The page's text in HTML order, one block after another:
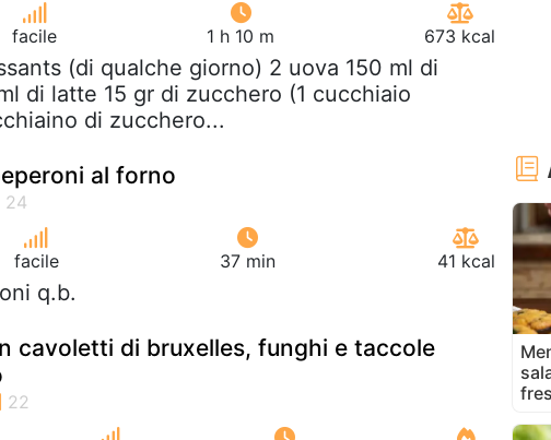
facile 1 h 10 m 673 kcal
(di qualche giorno) 2 uova 150 ml di
di latte 15 gr di zucchero (1 cucchiaio
di zucchero...
al forno
facile 37 min 41 kcal
q.b.
cavoletti di bruxelles, funghi e taccole